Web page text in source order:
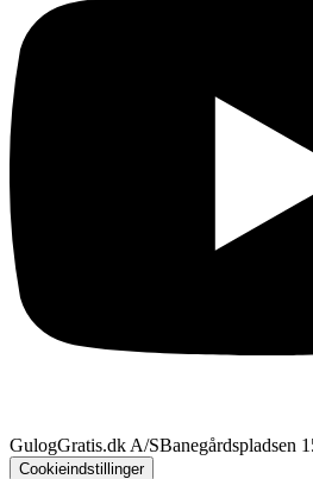
GulogGratis.dk A/SBanegårdspladsen 1
Cookieindstillinger